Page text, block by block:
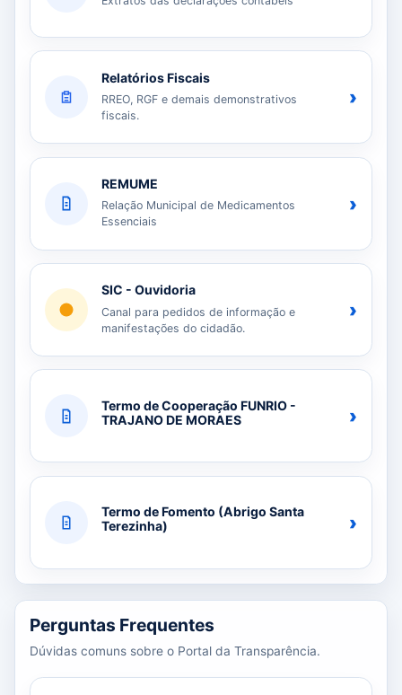
Relatórios Fiscais
RREO, RGF e demais demonstrativos
fiscais.
›
REMUME
Relação Municipal de Medicamentos
Essenciais
›
SIC - Ouvidoria
Canal para pedidos de informação e
manifestações do cidadão.
›
Termo de Cooperação FUNRIO -
TRAJANO DE MORAES
›
Termo de Fomento (Abrigo Santa
Terezinha)
›
Perguntas Frequentes
Dúvidas comuns sobre o Portal da Transparência.